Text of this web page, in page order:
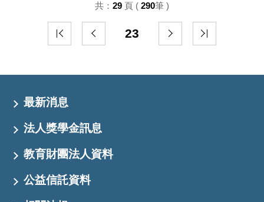
23
共： 29 頁 ( 290筆 )
最新消息
法人獎學金訊息
教育財團法人資料
公益信託資料